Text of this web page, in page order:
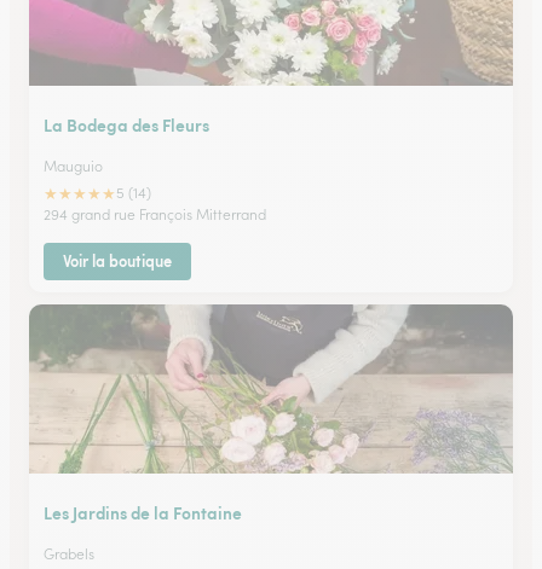
La Bodega des Fleurs
Mauguio
★★★★★ 5 (14)
294 grand rue François Mitterrand
Voir la boutique
Les Jardins de la Fontaine
Grabels